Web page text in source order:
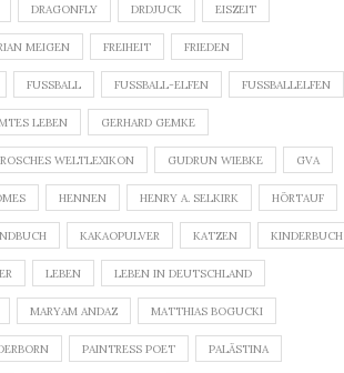
DRAGONFLY DRDJUCK EISZEIT
MEIGEN FREIHEIT FRIEDEN
FUSSBALL FUSSBALL-ELFEN FUSSBALLELFEN
LEBEN GERHARD GEMKE
WELTLEXIKON GUDRUN WIEBKE GVA
HENNEN HENRY A. SELKIRK HÖRTAUF
KAKAOPULVER KATZEN KINDERBUCH
LEBEN LEBEN IN DEUTSCHLAND
MARYAM ANDAZ MATTHIAS BOGUCKI
PAINTRESS POET PALÄSTINA